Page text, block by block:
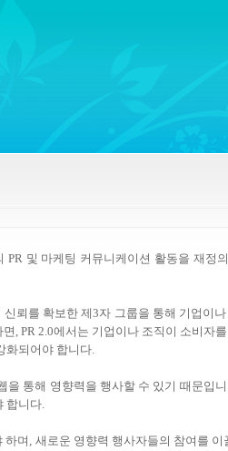
및 마케팅 커뮤니케이션 활동을 재정
뢰를 확보한 제3자 그룹을 통해 기업이
, PR 2.0에서는 기업이나 조직이 소비자
화되어야 합니다.
통해 영향력을 행사할 수 있기 때문입
합니다.
며, 새로운 영향력 행사자들의 참여를 이